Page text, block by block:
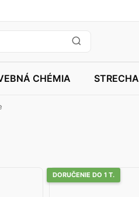
CHÉMIA STRECHA
DORUČENIE DO 1 T.